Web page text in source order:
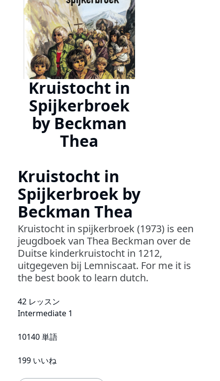
Kruistocht in
Spijkerbroek
by Beckman
Thea
Kruistocht in
Spijkerbroek by
Beckman Thea
Kruistocht in spijkerbroek (1973) is een
jeugdboek van Thea Beckman over de
Duitse kinderkruistocht in 1212,
uitgegeven bij Lemniscaat. For me it is
the best book to learn dutch.
42 レッスン
Intermediate 1
10140 単語
199 いいね